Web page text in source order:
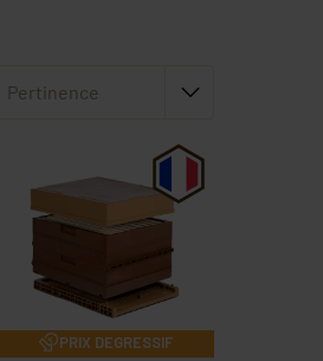
Pertinence
PRIX DEGRESSIF